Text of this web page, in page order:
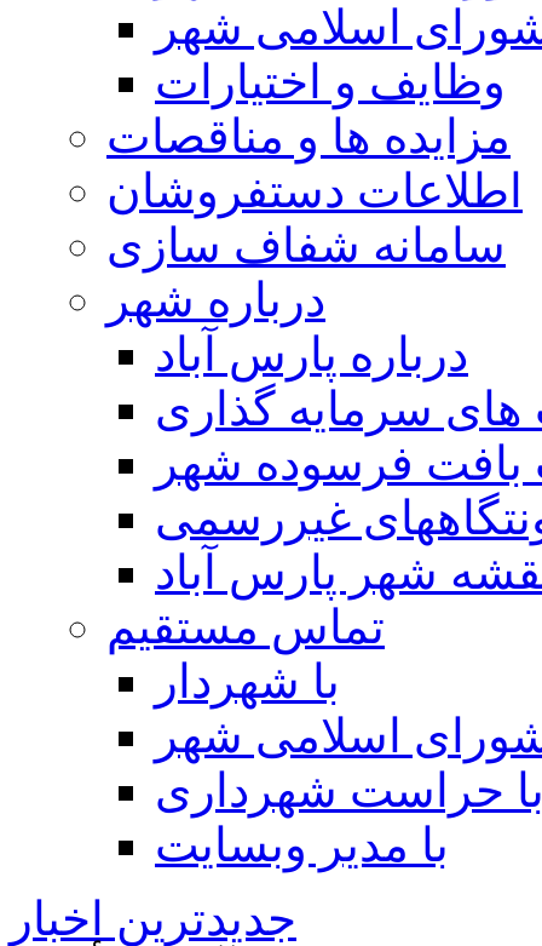
اسلامی شهر
وظایف و اختیارات
مزایده ها و مناقصات
اطلاعات دستفروشان
سامانه شفاف سازی
درباره شهر
درباره پارس آباد
سرمایه گذاری
بافت فرسوده شهر
غیررسمی
شهر پارس آباد
تماس مستقیم
با شهردار
اسلامی شهر
حراست شهرداری
با مدیر وبسایت
جدیدترین اخبار